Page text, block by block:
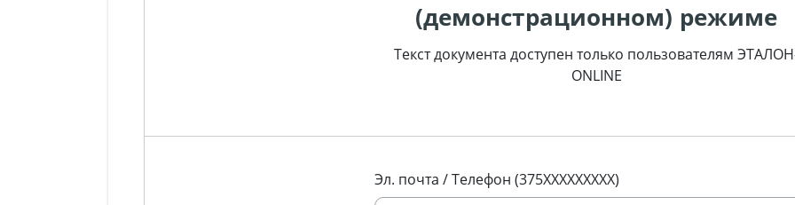
(демонстрационном) режиме
Текст документа доступен только пользователям
ONLINE
Эл. почта / Телефон (375XXXXXXXXX)